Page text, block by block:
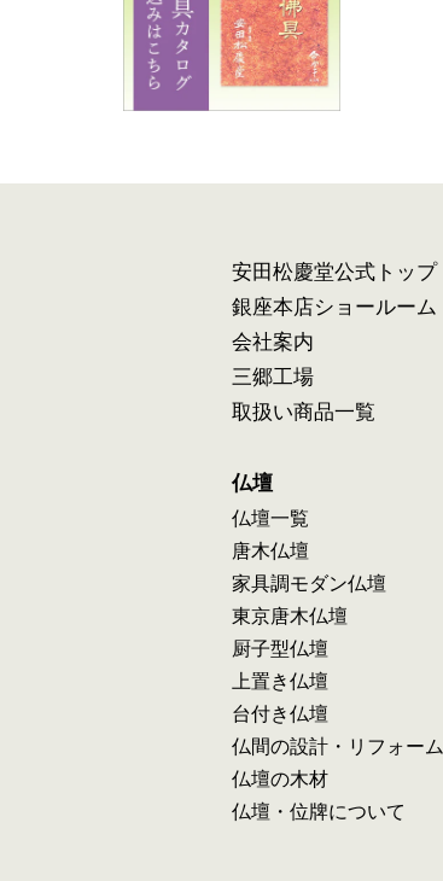
安田松慶堂公式トップ
銀座本店ショールーム
会社案内
三郷工場
取扱い商品一覧
仏壇
仏壇一覧
唐木仏壇
家具調モダン仏壇
東京唐木仏壇
厨子型仏壇
上置き仏壇
台付き仏壇
仏間の設計・リフォーム
仏壇の木材
仏壇・位牌について